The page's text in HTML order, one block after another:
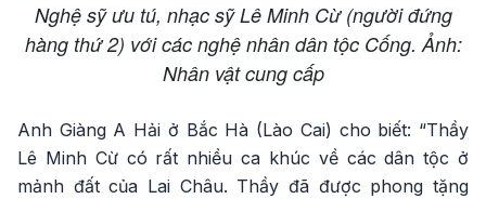
Nghệ sỹ ưu tú, nhạc sỹ Lê Minh Cừ (người đứng
hàng thứ 2) với các nghệ nhân dân tộc Cống. Ảnh:
Nhân vật cung cấp
Anh Giàng A Hải ở Bắc Hà (Lào Cai) cho biết: “Thầy
Lê Minh Cừ có rất nhiều ca khúc về các dân tộc ở
mảnh đất của Lai Châu. Thầy đã được phong tặng